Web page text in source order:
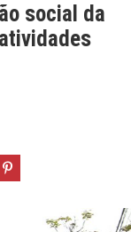
social da